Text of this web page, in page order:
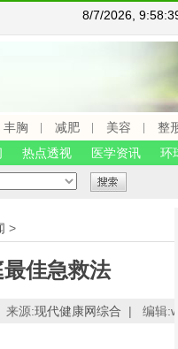
8/7/2026,
丰胸 减肥 美容
整
热点透视 医学资讯 环
>
佳急救法
来源:现代健康网综合 | 编辑